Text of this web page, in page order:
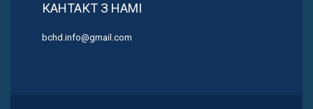
КАНТАКТ З НАМІ
bchd.info@gmail.com